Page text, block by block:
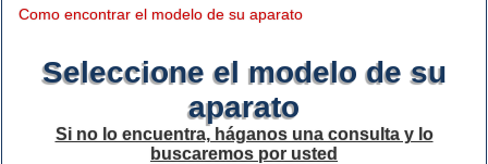
Como encontrar el modelo de su aparato
Seleccione el modelo de su
aparato
Si no lo encuentra, háganos una consulta y lo
buscaremos por usted